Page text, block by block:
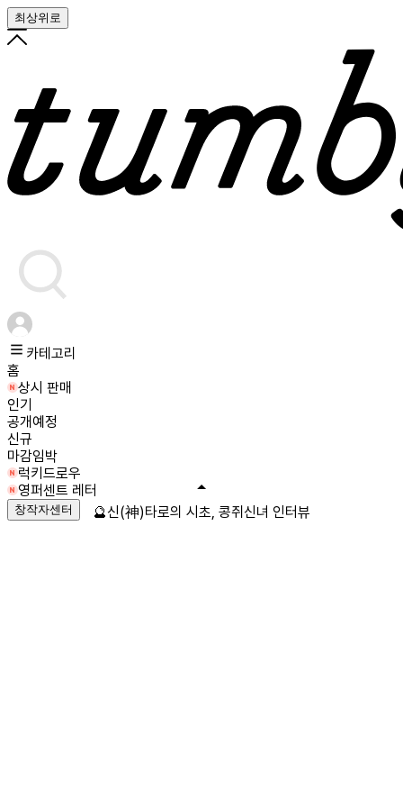
최상위로
카테고리
홈
상시 판매
인기
공개예정
신규
마감임박
럭키드로우
영퍼센트 레터
창작자센터 🔮신(神)타로의 시초, 콩쥐신녀 인터뷰